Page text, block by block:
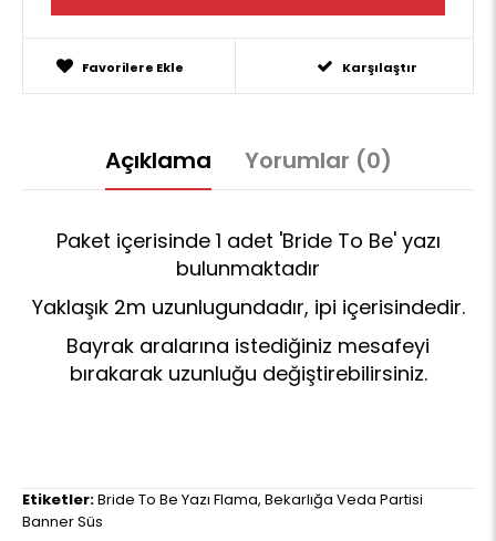
Favorilere Ekle Karşılaştır
Açıklama Yorumlar (0)
Paket içerisinde 1 adet 'Bride To Be' yazı
bulunmaktadır
Yaklaşık 2m uzunlugundadır, ipi içerisindedir.
Bayrak aralarına istediğiniz mesafeyi
bırakarak uzunluğu değiştirebilirsiniz.
Etiketler:Bride To Be Yazı Flama, Bekarlığa Veda Partisi
Banner Süs